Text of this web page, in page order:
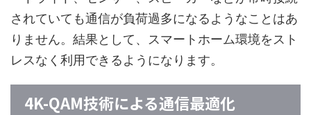
されていても通信が負荷過多になるようなことはあ
りません。結果として、スマートホーム環境をスト
レスなく利用できるようになります。
4K-QAM技術による通信最適化